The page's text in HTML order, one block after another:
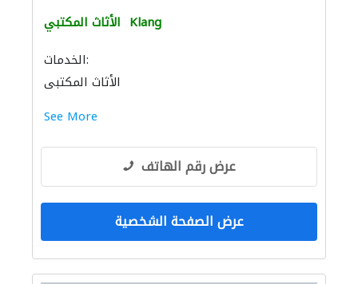
الأثاث المكتبي Klang
الخدمات:
الأثاث المكتبي
See More
عرض رقم الهاتف
عرض الصفحة الشخصية